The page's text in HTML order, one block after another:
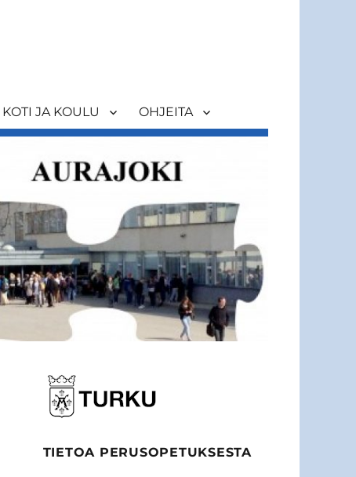
KOTI JA KOULU OHJEITA
TIETOA PERUSOPETUKSESTA